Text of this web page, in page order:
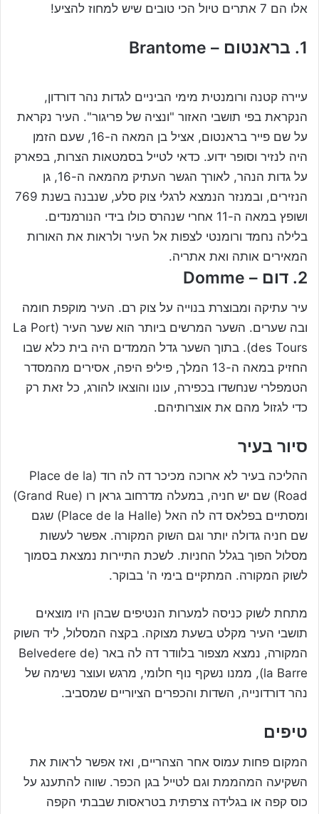
אלו הם 7 אתרים טיול הכי טובים שיש למחוז להציע!
1. בראנטום – Brantome
עיירה קטנה ורומנטית מימי הביניים לגדות נהר דורדון,
הנקראת בפי תושבי האזור "ונציה של פריגור". העיר נקראת
על שם פייר בראנטום, אציל בן המאה ה-16, שעם הזמן
היה לנזיר וסופר ידוע. כדאי לטייל בסמטאות הצרות, בפארק
על גדות הנהר, לאורך הגשר העתיק מהמאה ה-16, גן
הנזירים, ובמנזר הנמצא לרגלי צוק סלע, שנבנה בשנת 769
ושופץ במאה ה-11 אחרי שנהרס כולו בידי הנורמנדים.
בלילה נחמד ורומנטי לצפות אל העיר ולראות את האורות
המאירים אותה ואת אתריה.
2. דום – Domme
עיר עתיקה ומבוצרת בנוייה על צוק רם. העיר מוקפת חומה
ובה שערים. השער המרשים ביותר הוא שער העיר (La Port
des Tours). בתוך השער גדל הממדים היה בית כלא שבו
החזיק במאה ה-13 המלך, פיליפ היפה, אסירים מהמסדר
הטמפלרי שנחשדו בכפירה, עונו והוצאו להורג, כל זאת רק
כדי לגזול מהם את אוצרותיהם.
סיור בעיר
ההליכה בעיר לא ארוכה מכיכר דה לה רוד (Place de la
Road) שם יש חניה, במעלה מדרחוב גראן רו (Grand Rue)
ומסתיים בפלאס דה לה האל (Place de la Halle) שגם
שם חניה גדולה יותר וגם השוק המקורה. אפשר לעשות
מסלול הפוך בגלל החניות. לשכת התיירות נמצאת בסמוך
לשוק המקורה. המתקיים בימי ה' בבוקר.
מתחת לשוק כניסה למערות הנטיפים שבהן היו מוצאים
תושבי העיר מקלט בשעת מצוקה. בקצה המסלול, ליד השוק
המקורה, נמצא מצפור בלוודר דה לה באר (Belvedere de
la Barre), ממנו נשקף נוף חלומי, מרגש ועוצר נשימה של
נהר דורדונייה, השדות והכפרים הציוריים שמסביב.
טיפים
המקום פחות עמוס אחר הצהריים, ואז אפשר לראות את
השקיעה המהממת וגם לטייל בגן הכפר. שווה להתענג על
כוס קפה או בגלידה צרפתית בטראסות שבבתי הקפה